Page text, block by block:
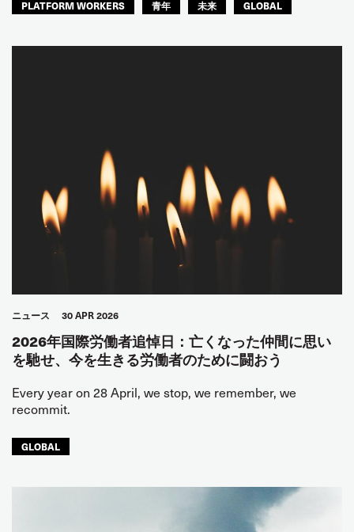
PLATFORM WORKERS 青年 未来 GLOBAL
ニュース 30 APR 2026
2026年国際労働者追悼日：亡くなった仲間に思い
を馳せ、今を生きる労働者のために闘おう
Every year on 28 April, we stop, we remember, we
recommit.
GLOBAL